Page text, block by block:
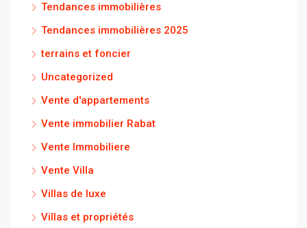
Tendances immobilières
Tendances immobilières 2025
terrains et foncier
Uncategorized
Vente d'appartements
Vente immobilier Rabat
Vente Immobiliere
Vente Villa
Villas de luxe
Villas et propriétés